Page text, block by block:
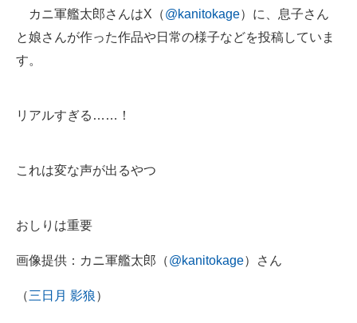
カニ軍艦太郎さんはX（@kanitokage）に、息子さん
と娘さんが作った作品や日常の様子などを投稿していま
す。
リアルすぎる……！
これは変な声が出るやつ
おしりは重要
画像提供：カニ軍艦太郎（@kanitokage）さん
（三日月 影狼）